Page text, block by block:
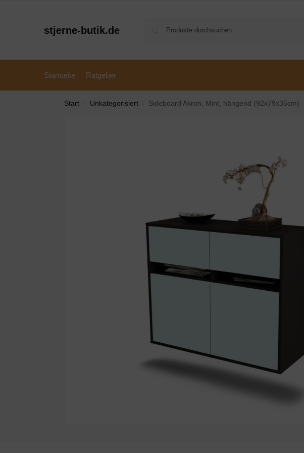
stjerne-butik.de
Startseite Ratgeber
Start Unkategorisiert Sideboard Akron, Mint, hängend (92x79x35cm)